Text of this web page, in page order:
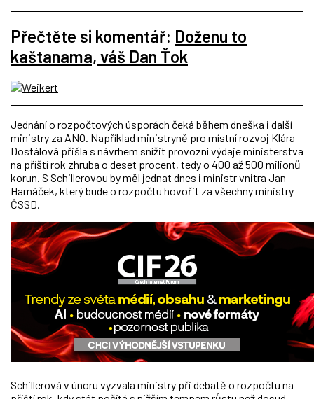
Přečtěte si komentář: Doženu to
kaštanama, váš Dan Ťok
Jednání o rozpočtových úsporách čeká během dneška i další
ministry za ANO. Například ministryně pro místní rozvoj Klára
Dostálová přišla s návrhem snížit provozní výdaje ministerstva
na příští rok zhruba o deset procent, tedy o 400 až 500 milionů
korun. S Schillerovou by měl jednat dnes i ministr vnitra Jan
Hamáček, který bude o rozpočtu hovořit za všechny ministry
ČSSD.
Schillerová v únoru vyzvala ministry při debatě o rozpočtu na